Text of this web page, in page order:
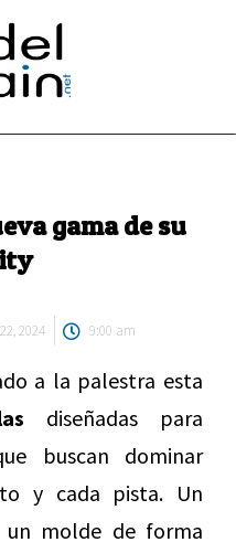
gama de su
2024 9:00 am
a la palestra esta
diseñadas para
buscan dominar
y cada pista. Un
molde de forma